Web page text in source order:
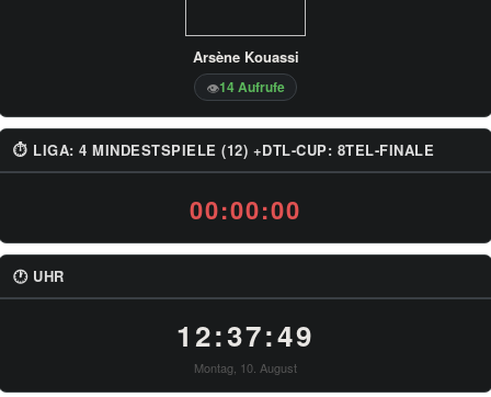
Arsène Kouassi
👁14 Aufrufe
⏱ LIGA: 4 MINDESTSPIELE (12) +DTL-CUP: 8TEL-FINALE
00:00:00
🕐 UHR
12:37:49
Montag, 10. August